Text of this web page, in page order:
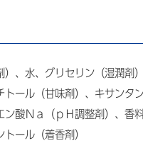
）、水、グリセリン（湿潤剤
トール（甘味剤）、キサンタ
ン酸Ｎａ（ｐＨ調整剤）、香
ール（着香剤）